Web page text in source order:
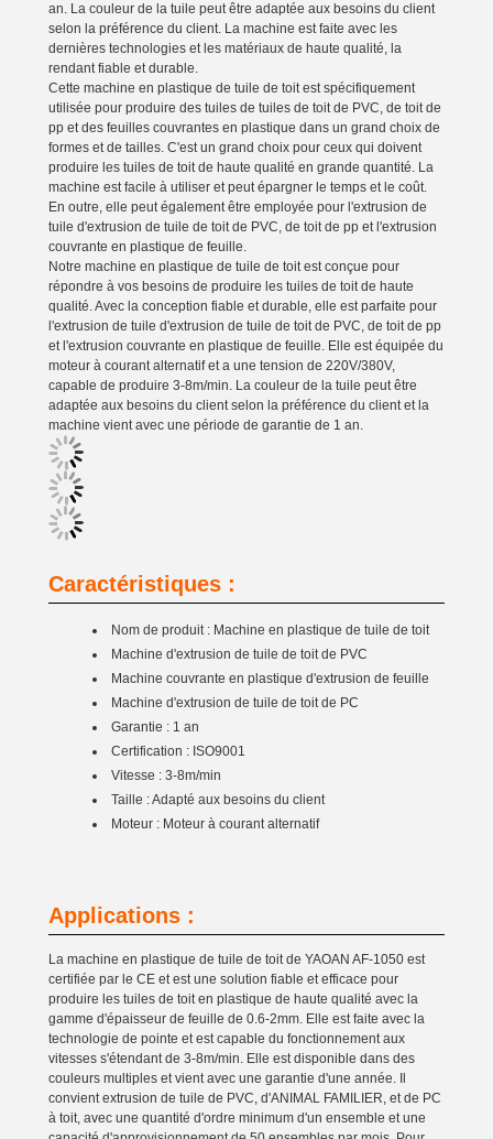
an. La couleur de la tuile peut être adaptée aux besoins du client
selon la préférence du client. La machine est faite avec les
dernières technologies et les matériaux de haute qualité, la
rendant fiable et durable.
Cette machine en plastique de tuile de toit est spécifiquement
utilisée pour produire des tuiles de tuiles de toit de PVC, de toit de
pp et des feuilles couvrantes en plastique dans un grand choix de
formes et de tailles. C'est un grand choix pour ceux qui doivent
produire les tuiles de toit de haute qualité en grande quantité. La
machine est facile à utiliser et peut épargner le temps et le coût.
En outre, elle peut également être employée pour l'extrusion de
tuile d'extrusion de tuile de toit de PVC, de toit de pp et l'extrusion
couvrante en plastique de feuille.
Notre machine en plastique de tuile de toit est conçue pour
répondre à vos besoins de produire les tuiles de toit de haute
qualité. Avec la conception fiable et durable, elle est parfaite pour
l'extrusion de tuile d'extrusion de tuile de toit de PVC, de toit de pp
et l'extrusion couvrante en plastique de feuille. Elle est équipée du
moteur à courant alternatif et a une tension de 220V/380V,
capable de produire 3-8m/min. La couleur de la tuile peut être
adaptée aux besoins du client selon la préférence du client et la
machine vient avec une période de garantie de 1 an.
Caractéristiques :
Nom de produit : Machine en plastique de tuile de toit
Machine d'extrusion de tuile de toit de PVC
Machine couvrante en plastique d'extrusion de feuille
Machine d'extrusion de tuile de toit de PC
Garantie : 1 an
Certification : ISO9001
Vitesse : 3-8m/min
Taille : Adapté aux besoins du client
Moteur : Moteur à courant alternatif
Applications :
La machine en plastique de tuile de toit de YAOAN AF-1050 est
certifiée par le CE et est une solution fiable et efficace pour
produire les tuiles de toit en plastique de haute qualité avec la
gamme d'épaisseur de feuille de 0.6-2mm. Elle est faite avec la
technologie de pointe et est capable du fonctionnement aux
vitesses s'étendant de 3-8m/min. Elle est disponible dans des
couleurs multiples et vient avec une garantie d'une année. Il
convient extrusion de tuile de PVC, d'ANIMAL FAMILIER, et de PC
à toit, avec une quantité d'ordre minimum d'un ensemble et une